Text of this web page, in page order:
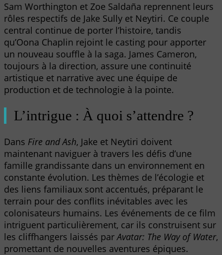
Sam Worthington et Zoe Saldaña reprennent leurs
rôles respectifs de Jake Sully et Neytiri. Ce couple
central continue de porter l’histoire, tandis
qu’Oona Chaplin rejoint le casting pour apporter
un nouveau souffle à la saga. James Cameron,
toujours à la direction, assure une continuité
artistique et narrative avec une équipe de
production et de technologie à la pointe.
L’intrigue : À quoi s’attendre ?
Dans Fire and Ash, Jake et Neytiri doivent
maintenant naviguer à travers les défis d’une
famille grandissante dans un environnement en
constante évolution. Les thèmes de l’écologie et
des liens familiaux sont accentués, préparant le
terrain pour des conflits inévitables avec les
colonisateurs humains. Les événements de ce film
intriguent particulièrement, car ils construisent sur
les cliffhangers laissés parAvatar: The Way of Water,
promettant de nouvelles aventures épiques.